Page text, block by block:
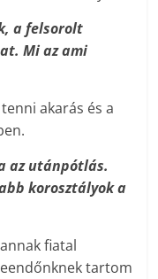
a felsorolt
Mi az ami
akarás és a
az utánpótlás.
korosztályok a
fiatal
tartom